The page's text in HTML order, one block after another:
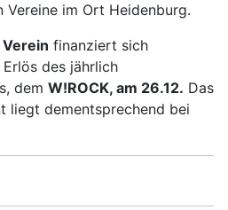
Vereine im Ort Heidenburg.
finanziert sich
des jährlich
dem W!ROCK, am 26.12. Das
liegt dementsprechend bei